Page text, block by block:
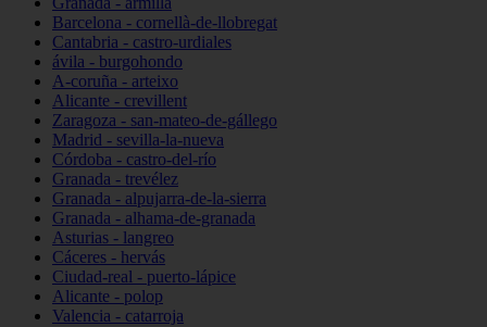
Barcelona - cornellà-de-llobregat
Cantabria - castro-urdiales
ávila - burgohondo
A-coruña - arteixo
Alicante - crevillent
Zaragoza - san-mateo-de-gállego
Madrid - sevilla-la-nueva
Córdoba - castro-del-río
Granada - trevélez
Granada - alpujarra-de-la-sierra
Granada - alhama-de-granada
Asturias - langreo
Cáceres - hervás
Ciudad-real - puerto-lápice
Alicante - polop
Valencia - catarroja